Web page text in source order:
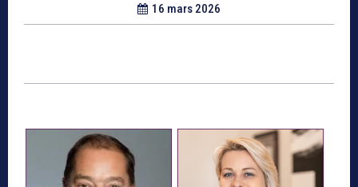
16 mars 2026